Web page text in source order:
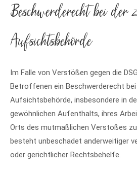
Beschwerde­recht bei
Aufsichts­behörde
Im Falle von Verstößen gegen die
Betroffenen ein Beschwerderecht bei
Aufsichtsbehörde, insbesondere in
gewöhnlichen Aufenthalts, ihres
Orts des mutmaßlichen Verstoßes
besteht unbeschadet anderweitiger
oder gerichtlicher Rechtsbehelfe.